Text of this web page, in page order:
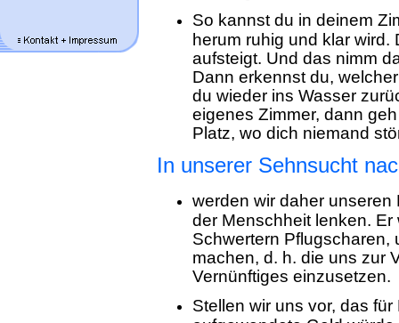
So kannst du in deinem
herum ruhig und klar
aufsteigt. Und das nimm
Dann erkennst du,
du wieder ins Wasser
eigenes Zimmer, dann
Platz, wo dich niemand
In unserer Sehnsucht
werden wir daher unseren
der Menschheit lenken.
Schwertern Pflugscharen,
machen, d. h. die uns zur
Vernünftiges einzusetzen.
Stellen wir uns vor, das